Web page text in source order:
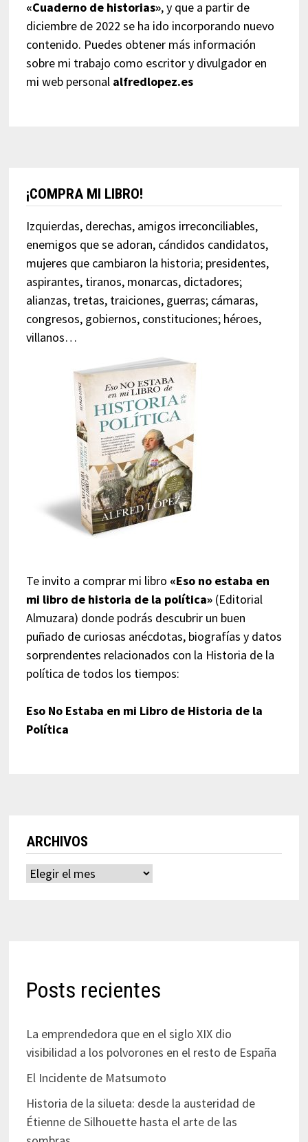
«Cuaderno de historias», y que a partir de
diciembre de 2022 se ha ido incorporando nuevo
contenido. Puedes obtener más información
sobre mi trabajo como escritor y divulgador en
mi web personal alfredlopez.es
¡COMPRA MI LIBRO!
Izquierdas, derechas, amigos irreconciliables,
enemigos que se adoran, cándidos candidatos,
mujeres que cambiaron la historia; presidentes,
aspirantes, tiranos, monarcas, dictadores;
alianzas, tretas, traiciones, guerras; cámaras,
congresos, gobiernos, constituciones; héroes,
villanos…
Te invito a comprar mi libro «Eso no estaba en
mi libro de historia de la política»(Editorial
Almuzara) donde podrás descubrir un buen
puñado de curiosas anécdotas, biografías y datos
sorprendentes relacionados con la Historia de la
política de todos los tiempos:
Eso No Estaba en mi Libro de Historia de la
Política
ARCHIVOS
Archivos
Posts recientes
La emprendedora que en el siglo XIX dio
visibilidad a los polvorones en el resto de España
El Incidente de Matsumoto
Historia de la silueta: desde la austeridad de
Étienne de Silhouette hasta el arte de las